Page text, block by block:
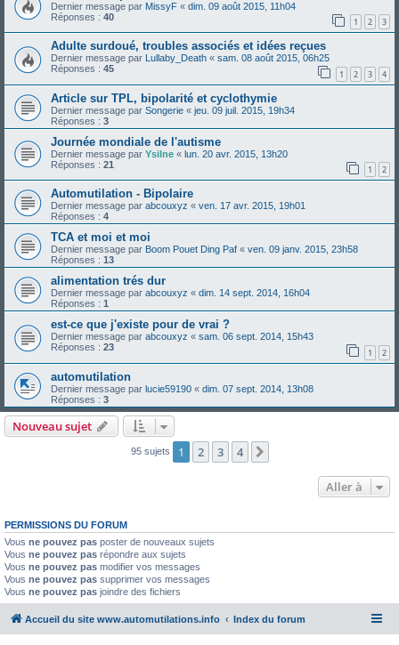
Dernier message par MissyF « dim. 09 août 2015, 11h04
Réponses : 40 1 2 3
Adulte surdoué, troubles associés et idées reçues
Dernier message par Lullaby_Death « sam. 08 août 2015, 06h25
Réponses : 45 1 2 3 4
Article sur TPL, bipolarité et cyclothymie
Dernier message par Songerie « jeu. 09 juil. 2015, 19h34
Réponses : 3
Journée mondiale de l'autisme
Dernier message par Ysilne « lun. 20 avr. 2015, 13h20
Réponses : 21 1 2
Automutilation - Bipolaire
Dernier message par abcouxyz « ven. 17 avr. 2015, 19h01
Réponses : 4
TCA et moi et moi
Dernier message par Boom Pouet Ding Paf « ven. 09 janv. 2015, 23h58
Réponses : 13
alimentation trés dur
Dernier message par abcouxyz « dim. 14 sept. 2014, 16h04
Réponses : 1
est-ce que j'existe pour de vrai ?
Dernier message par abcouxyz « sam. 06 sept. 2014, 15h43
Réponses : 23 1 2
automutilation
Dernier message par lucie59190 « dim. 07 sept. 2014, 13h08
Réponses : 3
Nouveau sujet
95 sujets 1 2 3 4
Aller à
PERMISSIONS DU FORUM
Vous ne pouvez pas poster de nouveaux sujets
Vous ne pouvez pas répondre aux sujets
Vous ne pouvez pas modifier vos messages
Vous ne pouvez pas supprimer vos messages
Vous ne pouvez pas joindre des fichiers
Accueil du site www.automutilations.info Index du forum